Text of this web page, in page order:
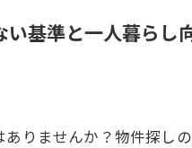
い基準と一人暮らし
りませんか？物件探し